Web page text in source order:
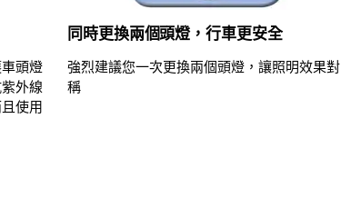
頭燈
外線
使用
同時更換兩個頭燈，行車更安全
強烈建議您一次更換兩個頭燈，讓照明效果對
稱